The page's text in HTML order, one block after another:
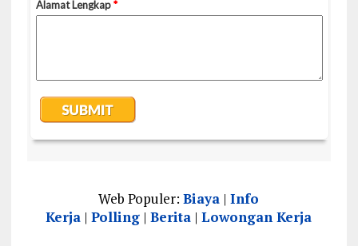
Web Populer:Biaya |Info
Kerja |Polling |Berita |Lowongan Kerja